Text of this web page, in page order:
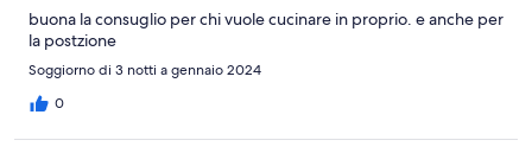
buona la consuglio per chi vuole cucinare in proprio. e anche per
la postzione
Soggiorno di 3 notti a gennaio 2024
0